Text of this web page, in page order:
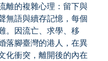
離的複雜心理：留下與
無語與續存記憶，每個
。因流亡、求學、移
落腳臺灣的港人，在異
化衝突，離開後的內在